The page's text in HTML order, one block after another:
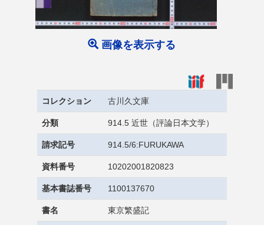
画像を表示する
コレクション 古川久文庫
分類 914.5 近世（評論日本文学）
請求記号 914.5/6:FURUKAWA
資料番号 10202001820823
基本書誌番号 1100137670
書名 東京繁盛記